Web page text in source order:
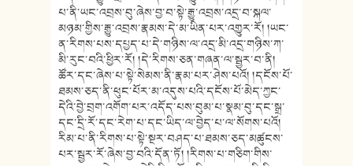
པ་ནི་ཡང་འབྲས་བུ་ཞེས་བྱ་བ་སྟེ་རྒྱུ་འབྲས་འདྲ་བ་སྐལ་
མཉམ་གྱིས་རྒྱུ་འབྲས་རྣམས་དེ་མ་ཡིན་པར་འགྱུར་རོ། །ཡང་
ན་རིགས་པས་དཔྱད་པ་དེ་གཉིས་ལ་འདྲ་མི་འདྲ་གཉིས་ཀ་
མི་རུང་བའི་ཕྱིར་རོ། །དེ་རིགས་ཅན་གཞན་ལ་སྦྱར་བ་ནི།
ཚོར་དང་ཞེས་པ་སྟེ་སེམས་ནི་རྣམ་པར་ཤེས་པའོ། །དངོས་པོ་
ཐམས་ཅད་ནི་ཕུང་པོར་མ་འདུས་པའི་དངོས་པོ་མེད་ཀྱང་
དེའི་བྱེ་བྲག་འགོག་པར་འདོད་པས་བུམ་པ་སྣམ་བུ་དང་སྒྲ་
དང་དྲི་རོ་དང་རེག་པ་དང་ཡིད་ལ་བྱེད་པ་ལ་སོགས་པའོ།
རིམ་པ་ནི་རིགས་པ་སྟེ་སྔར་བཤད་པ་ཐམས་ཅད་མཚུངས་
པར་སྦྱར་རོ་ཞེས་བྱ་བའི་དོན་ཏོ། །རིགས་པ་གཅིག་གིས་